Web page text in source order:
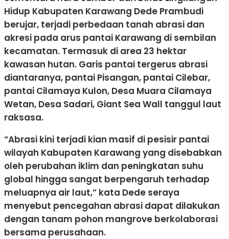
Hidup Kabupaten Karawang Dede Prambudi
berujar, terjadi perbedaan tanah abrasi dan
akresi pada arus pantai Karawang di sembilan
kecamatan. Termasuk di area 23 hektar
kawasan hutan. Garis pantai tergerus abrasi
diantaranya, pantai Pisangan, pantai Cilebar,
pantai Cilamaya Kulon, Desa Muara Cilamaya
Wetan, Desa Sadari, Giant Sea Wall tanggul laut
raksasa.
“Abrasi kini terjadi kian masif di pesisir pantai
wilayah Kabupaten Karawang yang disebabkan
oleh perubahan iklim dan peningkatan suhu
global hingga sangat berpengaruh terhadap
meluapnya air laut,” kata Dede seraya
menyebut pencegahan abrasi dapat dilakukan
dengan tanam pohon mangrove berkolaborasi
bersama perusahaan.